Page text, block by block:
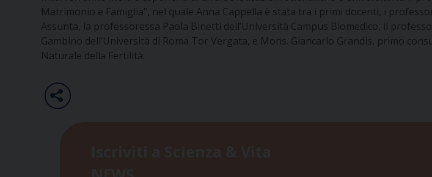
Matrimonio e Famiglia”, nel quale Anna Cappella è stata tra i primi docenti, i
Assunta, la professoressa Paola Binetti dell’Università Campus Biomedico, il
Gambino dell’Università di Roma Tor Vergata, e Mons. Giancarlo Grandis, primo
Naturale della Fertilità.